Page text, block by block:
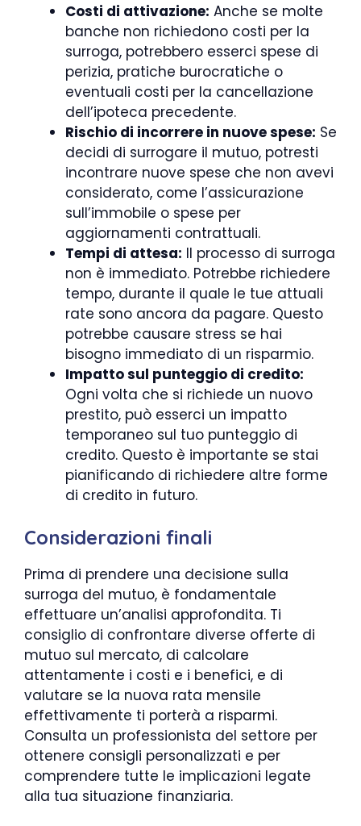
Costi di attivazione: Anche se molte
banche non richiedono costi per la
surroga, potrebbero esserci spese di
perizia, pratiche burocratiche o
eventuali costi per la cancellazione
dell’ipoteca precedente.
Rischio di incorrere in nuove spese: Se
decidi di surrogare il mutuo, potresti
incontrare nuove spese che non avevi
considerato, come l’assicurazione
sull’immobile o spese per
aggiornamenti contrattuali.
Tempi di attesa: Il processo di surroga
non è immediato. Potrebbe richiedere
tempo, durante il quale le tue attuali
rate sono ancora da pagare. Questo
potrebbe causare stress se hai
bisogno immediato di un risparmio.
Impatto sul punteggio di credito:
Ogni volta che si richiede un nuovo
prestito, può esserci un impatto
temporaneo sul tuo punteggio di
credito. Questo è importante se stai
pianificando di richiedere altre forme
di credito in futuro.
Considerazioni finali
Prima di prendere una decisione sulla
surroga del mutuo, è fondamentale
effettuare un’analisi approfondita. Ti
consiglio di confrontare diverse offerte di
mutuo sul mercato, di calcolare
attentamente i costi e i benefici, e di
valutare se la nuova rata mensile
effettivamente ti porterà a risparmi.
Consulta un professionista del settore per
ottenere consigli personalizzati e per
comprendere tutte le implicazioni legate
alla tua situazione finanziaria.